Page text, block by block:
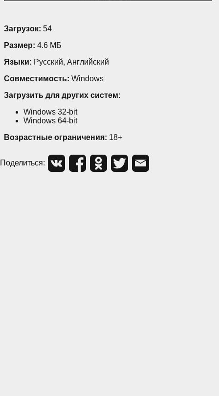
Загрузок: 54
Размер: 4.6 МБ
Языки: Русский, Английский
Совместимость: Windows
Загрузить для других систем:
Windows 32-bit
Windows 64-bit
Возрастные ограничения: 18+
Поделиться: